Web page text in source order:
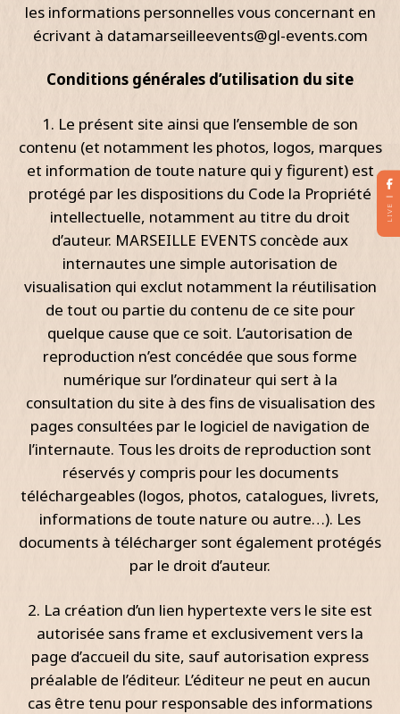
les informations personnelles vous concernant en
écrivant à datamarseilleevents@gl-events.com
Conditions générales d’utilisation du site
1. Le présent site ainsi que l’ensemble de son
contenu (et notamment les photos, logos, marques
et information de toute nature qui y figurent) est
protégé par les dispositions du Code la Propriété
intellectuelle, notamment au titre du droit
d’auteur. MARSEILLE EVENTS concède aux
internautes une simple autorisation de
visualisation qui exclut notamment la réutilisation
de tout ou partie du contenu de ce site pour
quelque cause que ce soit. L’autorisation de
reproduction n’est concédée que sous forme
numérique sur l’ordinateur qui sert à la
consultation du site à des fins de visualisation des
pages consultées par le logiciel de navigation de
l’internaute. Tous les droits de reproduction sont
réservés y compris pour les documents
téléchargeables (logos, photos, catalogues, livrets,
informations de toute nature ou autre…). Les
documents à télécharger sont également protégés
par le droit d’auteur.
2. La création d’un lien hypertexte vers le site est
autorisée sans frame et exclusivement vers la
page d’accueil du site, sauf autorisation express
préalable de l’éditeur. L’éditeur ne peut en aucun
cas être tenu pour responsable des informations
LIVE